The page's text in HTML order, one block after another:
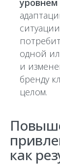
одной
и
бренду
целом.
как